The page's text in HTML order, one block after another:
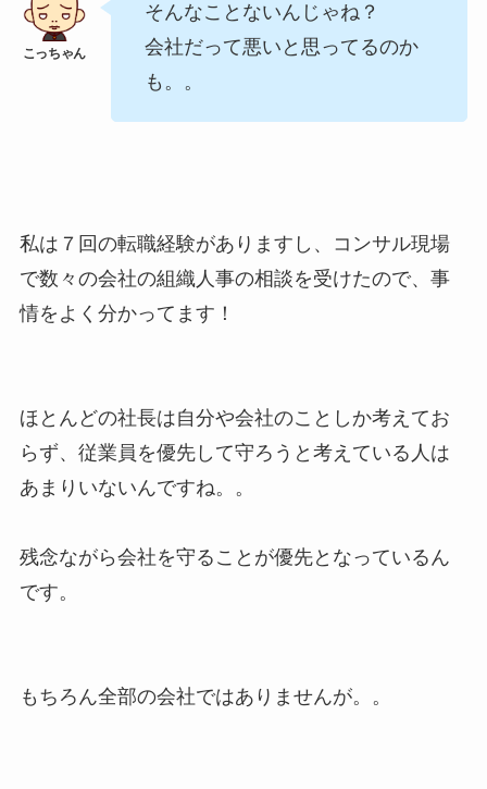
そんなことないんじゃね？
会社だって悪いと思ってるのか
も。。
私は７回の転職経験がありますし、コンサル現場
で数々の会社の組織人事の相談を受けたので、事
情をよく分かってます！
ほとんどの社長は自分や会社のことしか考えてお
らず、従業員を優先して守ろうと考えている人は
あまりいないんですね。。
残念ながら会社を守ることが優先となっているん
です。
もちろん全部の会社ではありませんが。。